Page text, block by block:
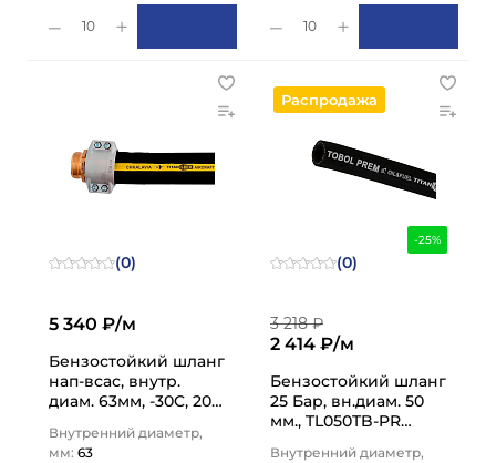
10 10
(0)
5 340 ₽/м
Бензостойкий шланг
нап-всас, внутр.
диам. 63мм, -30C, 20
LOCK
Внутренний диаметр,
мм: 63
-25%
Распродажа
(0)
3 218 ₽
2 414 ₽/м
Бензостойкий шланг
25 Бар, вн.диам. 50
мм., TL050TB-PR
Внутренний диаметр,